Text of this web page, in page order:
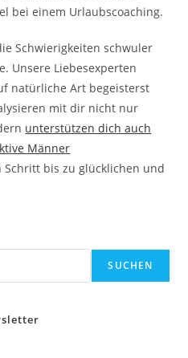
bei einem Urlaubscoaching.
Schwierigkeiten schwuler
Unsere Liebesexperten
natürliche Art begeisterst
mit dir nicht nur
unterstützen dich auch
Männer
Schritt bis zu glücklichen und
SUCHEN